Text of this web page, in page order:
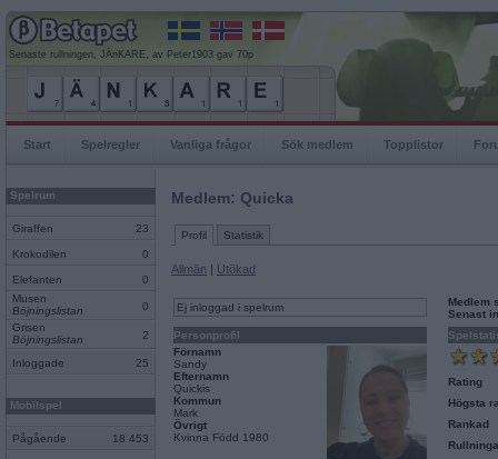
Senaste rullningen, JÄnKARE, av Peter1903 gav 70p
Start Spelregler Vanliga frågor Sök medlem Topplistor
Spelrum
Giraffen 23
Krokodilen 0
Elefanten
0
Musen
Böjningslistan
0
Grisen
Böjningslistan
2
Inloggade 25
Mobilspel
Pågående 18 453
Medlem: Quicka
Profil Statistik
Allmän | Utökad
Ej inloggad i spelrum
Personprofil
Förnamn
Sandy
Efternamn
Quickis
Kommun
Mark
Övrigt
Kvinna Född 1980
Medlem
Senast
Rating
Högsta
Rankad